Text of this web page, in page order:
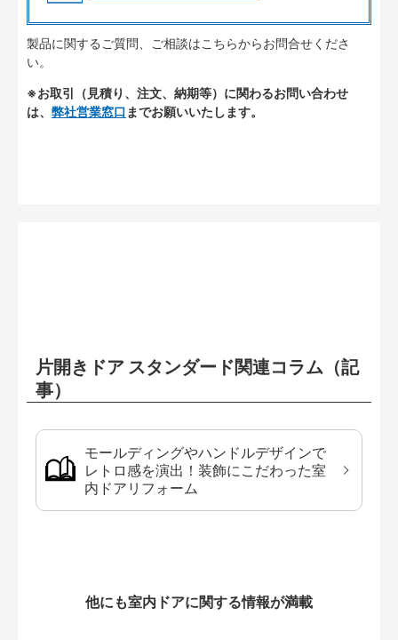
製品に関するご質問、ご相談はこちらからお問合せくださ
い。
※お取引（見積り、注文、納期等）に関わるお問い合わせ
は、 弊社営業窓口 までお願いいたします。
片開きドア スタンダード関連コラム（記
事）
モールディングやハンドルデザインで
レトロ感を演出！装飾にこだわった室
内ドアリフォーム
他にも室内ドアに関する情報が満載